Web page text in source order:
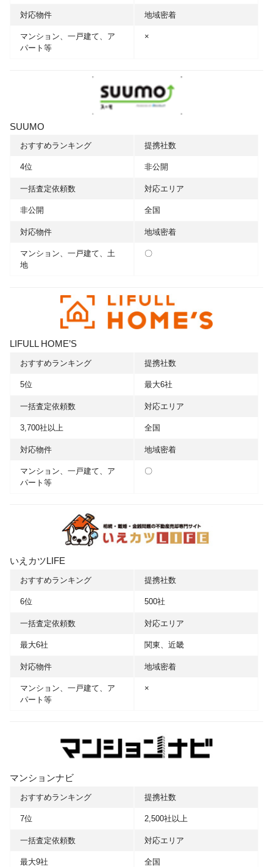
対応物件
マンション、一戸建て、ア
パート等
地域密着
×
SUUMO
おすすめランキング
4位
提携社数
非公開
一括査定依頼数
非公開
対応エリア
全国
対応物件
マンション、一戸建て、土
地
地域密着
〇
LIFULL HOME’S
おすすめランキング
5位
提携社数
最大6社
一括査定依頼数
3,700社以上
対応エリア
全国
対応物件
マンション、一戸建て、ア
パート等
地域密着
〇
いえカツLIFE
おすすめランキング
6位
提携社数
500社
一括査定依頼数
最大6社
対応エリア
関東、近畿
対応物件
マンション、一戸建て、ア
パート等
地域密着
×
マンションナビ
おすすめランキング
7位
提携社数
2,500社以上
一括査定依頼数
最大9社
対応エリア
全国